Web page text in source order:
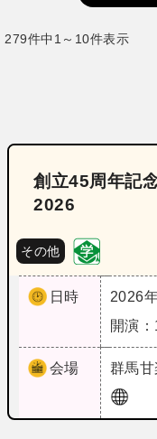
279件中1～10件表示
創立45周年記
2026
その他
日時
2026
開演
会場 群馬